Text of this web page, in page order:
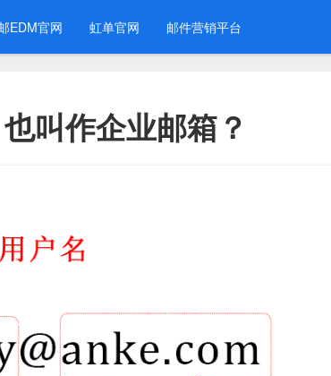
EDM官网 虹单官网 邮件营销平台
叫作企业邮箱？